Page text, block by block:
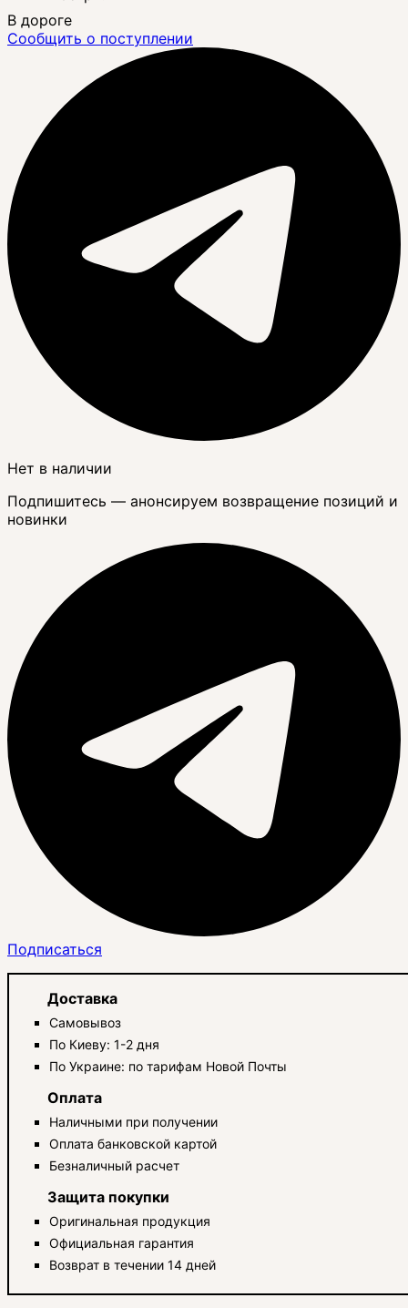
В дороге
Сообщить о поступлении
Нет в наличии
Подпишитесь — анонсируем возвращение позиций и
новинки
Подписаться
Доставка
Самовывоз
По Киеву: 1-2 дня
По Украине: по тарифам Новой Почты
Оплата
Наличными при получении
Оплата банковской картой
Безналичный расчет
Защита покупки
Оригинальная продукция
Официальная гарантия
Возврат в течении 14 дней